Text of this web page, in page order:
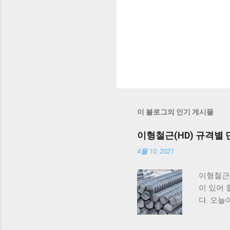
이 블로그의 인기 게시물
이형철근(HD) 규격별
4월 10, 2021
이형철
이 있어
다. 오늘